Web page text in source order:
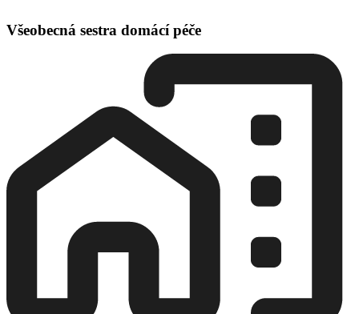
Všeobecná sestra domácí péče